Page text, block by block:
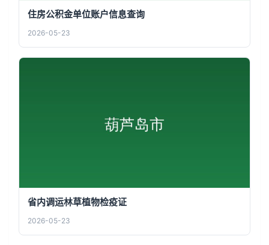
住房公积金单位账户信息查询
2026-05-23
省内调运林草植物检疫证
2026-05-23